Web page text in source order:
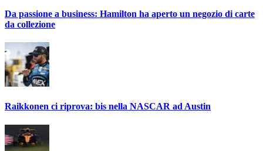
Da passione a business: Hamilton ha aperto un negozio di carte
da collezione
Raikkonen ci riprova: bis nella NASCAR ad Austin